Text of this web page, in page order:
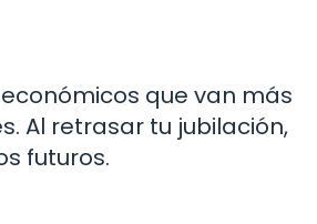
que van más
Al retrasar tu jubilación,
futuros.